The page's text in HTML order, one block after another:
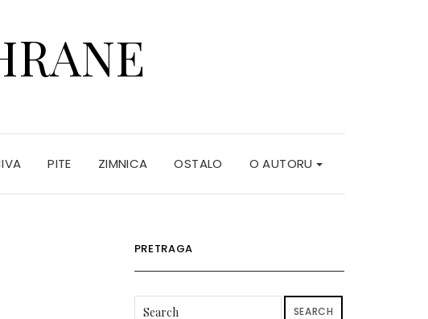
PITE ZIMNICA OSTALO O AUTORU
PRETRAGA
SEARCH